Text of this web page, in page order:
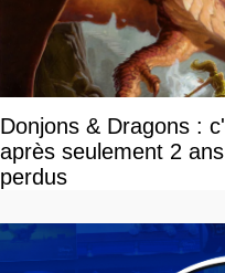
Donjons & Dragons :
après seulement 2
perdus